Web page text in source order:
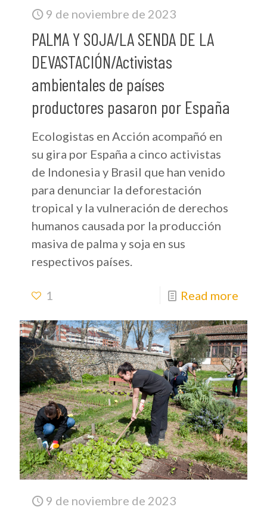
9 de noviembre de 2023
PALMA Y SOJA/LA SENDA DE LA
DEVASTACIÓN/Activistas
ambientales de países
productores pasaron por España
Ecologistas en Acción acompañó en
su gira por España a cinco activistas
de Indonesia y Brasil que han venido
para denunciar la deforestación
tropical y la vulneración de derechos
humanos causada por la producción
masiva de palma y soja en sus
respectivos países.
1 Read more
9 de noviembre de 2023